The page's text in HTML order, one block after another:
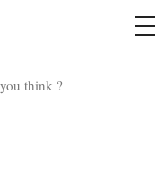
think ?
メ
ニ